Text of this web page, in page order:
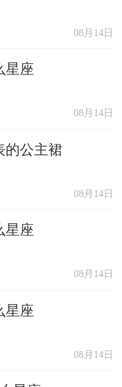
08月14日
星座
08月14日
的公主裙
08月14日
星座
08月14日
星座
08月14日